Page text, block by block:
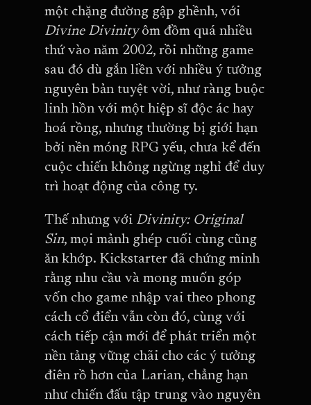
một chặng đường gập ghềnh, với
Divine Divinityôm đồm quá nhiều
thứ vào năm 2002, rồi những game
sau đó dù gắn liền với nhiều ý tưởng
nguyên bản tuyệt vời, như ràng buộc
linh hồn với một hiệp sĩ độc ác hay
hoá rồng, nhưng thường bị giới hạn
bởi nền móng RPG yếu, chưa kể đến
cuộc chiến không ngừng nghỉ để duy
trì hoạt động của công ty.
Thế nhưng với Divinity: Original
Sin, mọi mảnh ghép cuối cùng cũng
ăn khớp. Kickstarter đã chứng minh
rằng nhu cầu và mong muốn góp
vốn cho game nhập vai theo phong
cách cổ điển vẫn còn đó, cùng với
cách tiếp cận mới để phát triển một
nền tảng vững chãi cho các ý tưởng
điên rồ hơn của Larian, chẳng hạn
như chiến đấu tập trung vào nguyên